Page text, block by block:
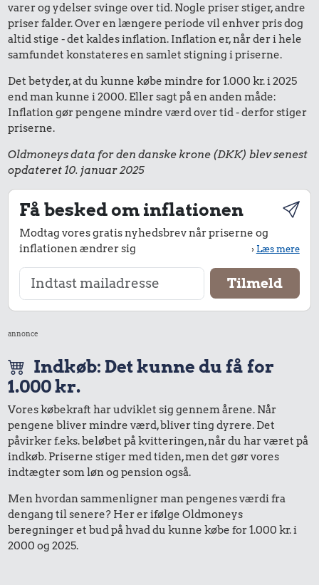
varer og ydelser svinge over tid. Nogle priser stiger, andre
priser falder. Over en længere periode vil enhver pris dog
altid stige - det kaldes inflation. Inflation er, når der i hele
samfundet konstateres en samlet stigning i priserne.
Det betyder, at du kunne købe mindre for 1.000 kr. i 2025
end man kunne i 2000. Eller sagt på en anden måde:
Inflation gør pengene mindre værd over tid - derfor stiger
priserne.
Oldmoneys data for den danske krone (DKK) blev senest
opdateret 10. januar 2025
Få besked om inflationen
Modtag vores gratis nyhedsbrev når priserne og
inflationen ændrer sig
›Læs mere
annonce
Indkøb: Det kunne du få for
1.000 kr.
Vores købekraft har udviklet sig gennem årene. Når
pengene bliver mindre værd, bliver ting dyrere. Det
påvirker f.eks. beløbet på kvitteringen, når du har været på
indkøb. Priserne stiger med tiden, men det gør vores
indtægter som løn og pension også.
Men hvordan sammenligner man pengenes værdi fra
dengang til senere? Her er ifølge Oldmoneys
beregninger et bud på hvad du kunne købe for 1.000 kr. i
2000 og 2025.